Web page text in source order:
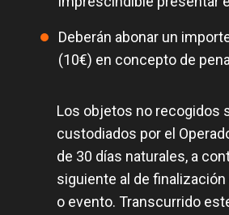
Deberán abonar un
(10€) en concepto de
Los objetos no recogidos
custodiados por el
de 30 días naturales, a
siguiente al de
o evento. Transcurrido